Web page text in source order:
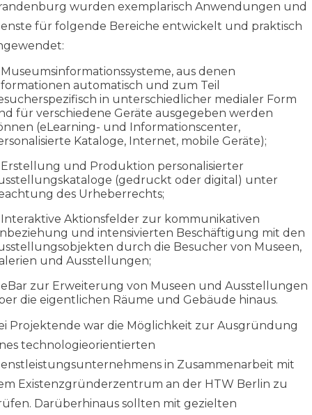
wurden exemplarisch Anwendungen und
für folgende Bereiche entwickelt und praktisch
Museumsinformationssysteme, aus denen
automatisch und zum Teil
in unterschiedlicher medialer Form
für verschiedene Geräte ausgegeben werden
(eLearning- und Informationscenter,
Kataloge, Internet, mobile Geräte);
Erstellung und Produktion personalisierter
(gedruckt oder digital) unter
des Urheberrechts;
Interaktive Aktionsfelder zur kommunikativen
und intensivierten Beschäftigung mit den
durch die Besucher von Museen,
und Ausstellungen;
eBar zur Erweiterung von Museen und Ausstellungen
die eigentlichen Räume und Gebäude hinaus.
Projektende war die Möglichkeit zur Ausgründung
technologieorientierten
in Zusammenarbeit mit
Existenzgründerzentrum an der HTW Berlin zu
Darüberhinaus sollten mit gezielten